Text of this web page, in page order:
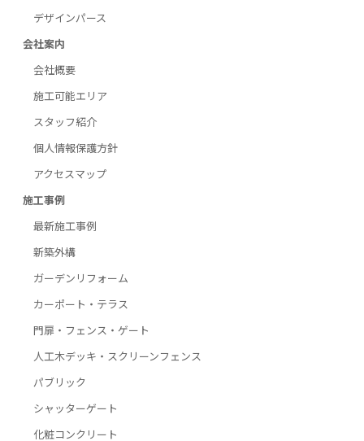
デザインパース
会社案内
会社概要
施工可能エリア
スタッフ紹介
個人情報保護方針
アクセスマップ
施工事例
最新施工事例
新築外構
ガーデンリフォーム
カーポート・テラス
門扉・フェンス・ゲート
人工木デッキ・スクリーンフェンス
パブリック
シャッターゲート
化粧コンクリート